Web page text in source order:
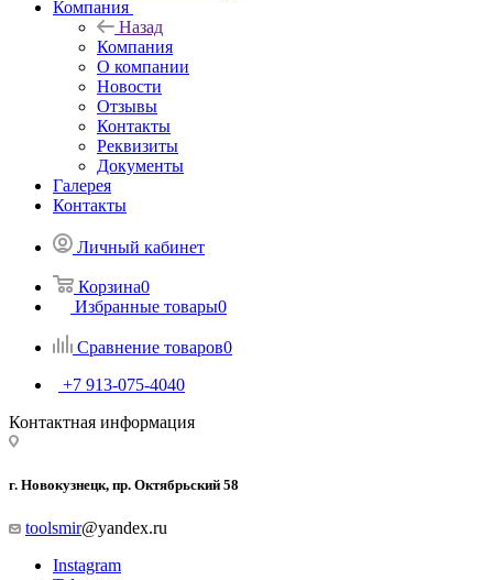
Компания
Назад
Компания
О компании
Новости
Отзывы
Контакты
Реквизиты
Документы
Галерея
Контакты
Личный кабинет
Корзина0
Избранные товары0
Сравнение товаров0
+7 913-075-4040
Контактная информация
г. Новокузнецк, пр. Октябрьский 58
toolsmir@yandex.ru
Instagram